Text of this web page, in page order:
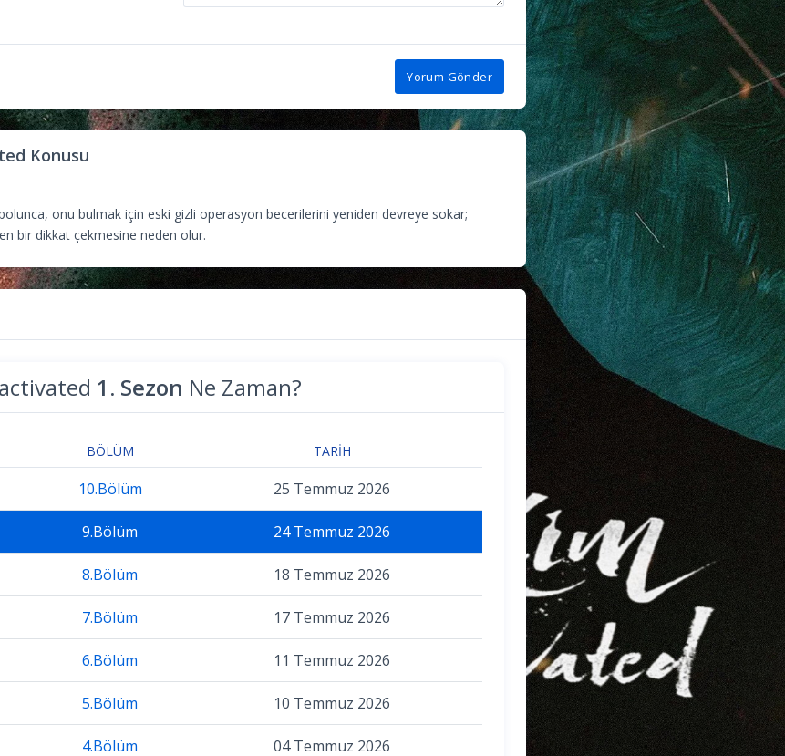
Yorum Gönder
Konusu
onu bulmak için eski gizli operasyon becerilerini yeniden devreye sokar;
bir dikkat çekmesine neden olur.
1. Sezon Ne Zaman?
BÖLÜM TARIH
10.Bölüm 25 Temmuz 2026
9.Bölüm 24 Temmuz 2026
8.Bölüm 18 Temmuz 2026
7.Bölüm 17 Temmuz 2026
6.Bölüm 11 Temmuz 2026
5.Bölüm 10 Temmuz 2026
4.Bölüm 04 Temmuz 2026